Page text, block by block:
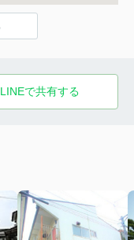
LINEで共有する